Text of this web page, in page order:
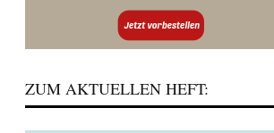
ZUM AKTUELLEN HEFT: